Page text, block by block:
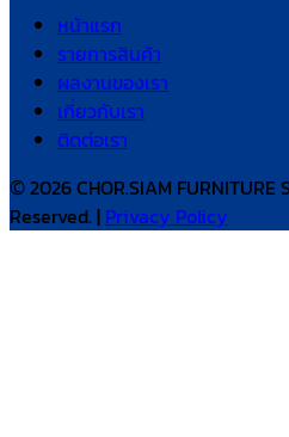
หน้าแรก
รายการสินค้า
ผลงานของเรา
เกี่ยวกับเรา
ติดต่อเรา
© 2026 CHOR.SIAM FURNITURE
Reserved. | Privacy Policy